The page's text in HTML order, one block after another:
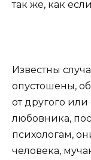
так же, как
Известны
опустошены,
от другого
любовника,
психологам,
человека,